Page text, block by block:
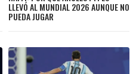
LLEVÓ AL MUNDIAL 2026 AUNQUE NO
PUEDA JUGAR